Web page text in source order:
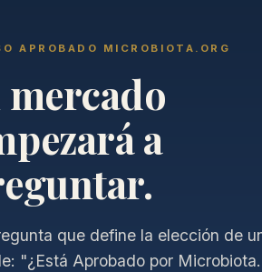
APROBADO MICROBIOTA.ORG
mercado
a
que define la elección de
"¿Está Aprobado por